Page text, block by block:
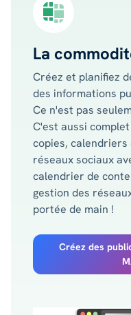
La
Créez et planifiez
des informations
Ce n'est pas
C'est aussi
copies, calendriers
réseaux sociaux
calendrier de
gestion des
portée de main !
Créez des